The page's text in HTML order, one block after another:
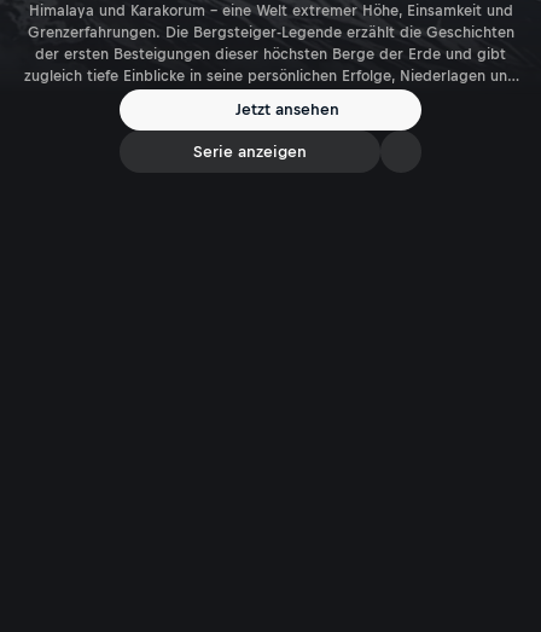
Himalaya und Karakorum – eine Welt extremer Höhe, Einsamkeit und
Grenzerfahrungen. Die Bergsteiger-Legende erzählt die Geschichten
der ersten Besteigungen dieser höchsten Berge der Erde und gibt
zugleich tiefe Einblicke in seine persönlichen Erfolge, Niederlagen und
Jetzt ansehen
Serie anzeigen